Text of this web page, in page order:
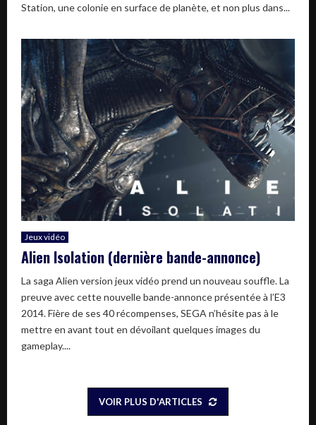
Station, une colonie en surface de planète, et non plus dans...
Jeux vidéo
Alien Isolation (dernière bande-annonce)
La saga Alien version jeux vidéo prend un nouveau souffle. La
preuve avec cette nouvelle bande-annonce présentée à l’E3
2014. Fière de ses 40 récompenses, SEGA n’hésite pas à le
mettre en avant tout en dévoilant quelques images du
gameplay....
VOIR PLUS D'ARTICLES